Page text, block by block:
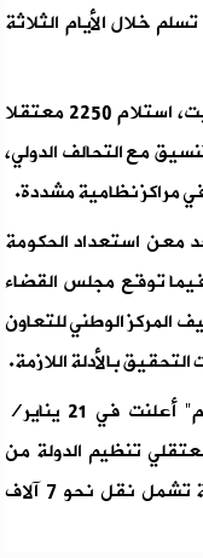
خلال الأيام الثلاثة
من جهتها، أعلنت خلية الإعلام الأمني، السبت، استلام 2250 معتقلا
مع التحالف الدولي،
مراكز نظامية مشددة.
معن استعداد الحكومة
فيما توقع مجلس القضاء
مع تكليف المركز الوطني للتعاون
بالأدلة اللازمة.
وكانت القيادة المركزية الأمريكية "سنتكوم" أعلنت في 21 يناير/
تنظيم الدولة من
شمال شرقي سوريا إلى العراق، ضمن خطة تشمل نقل نحو 7 آلاف